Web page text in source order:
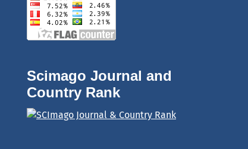
Scimago Journal and
Country Rank